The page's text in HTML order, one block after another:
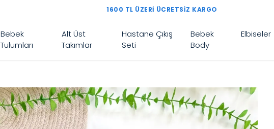
1600 TL ÜZERI ÜCRETSIZ KARGO
Bebek
Tulumları
Alt Üst
Takımlar
Hastane Çıkış
Seti
Bebek
Body
Elbiseler